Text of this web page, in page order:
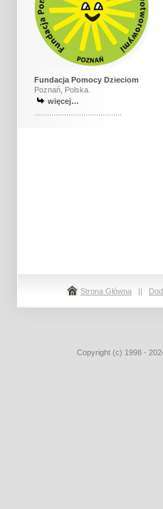
Fundacja Pomocy Dzieciom
Poznań, Polska.
więcej…
Strona Główna ||
Copyright (c) 1998 -